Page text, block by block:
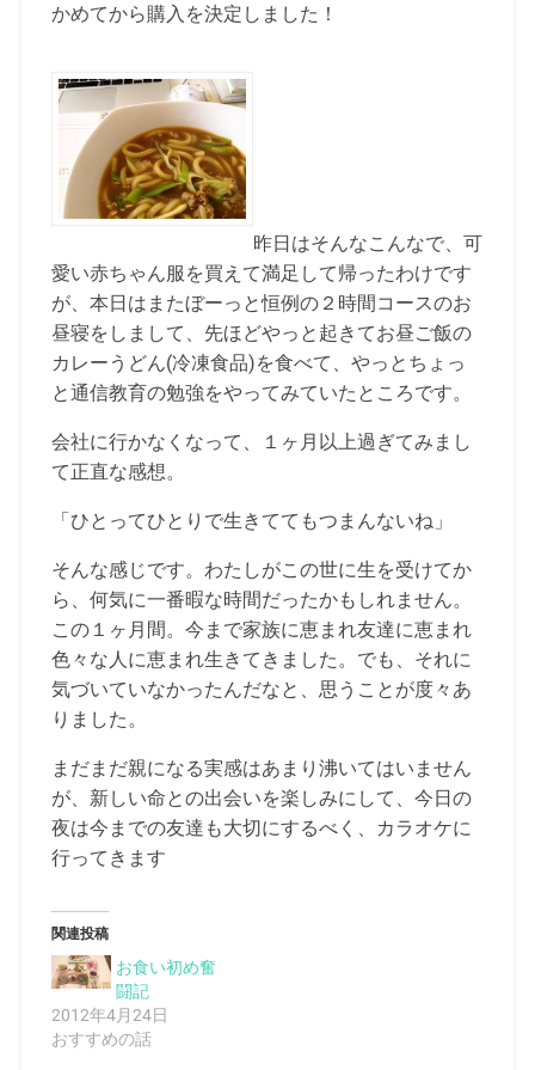
かめてから購入を決定しました！
昨日はそんなこんなで、可
愛い赤ちゃん服を買えて満足して帰ったわけです
が、本日はまたぼーっと恒例の２時間コースのお
昼寝をしまして、先ほどやっと起きてお昼ご飯の
カレーうどん(冷凍食品)を食べて、やっとちょっ
と通信教育の勉強をやってみていたところです。
会社に行かなくなって、１ヶ月以上過ぎてみまし
て正直な感想。
「ひとってひとりで生きててもつまんないね」
そんな感じです。わたしがこの世に生を受けてか
ら、何気に一番暇な時間だったかもしれません。
この１ヶ月間。今まで家族に恵まれ友達に恵まれ
色々な人に恵まれ生きてきました。でも、それに
気づいていなかったんだなと、思うことが度々あ
りました。
まだまだ親になる実感はあまり沸いてはいません
が、新しい命との出会いを楽しみにして、今日の
夜は今までの友達も大切にするべく、カラオケに
行ってきます
関連投稿
お食い初め奮
闘記
2012年4月24日
おすすめの話